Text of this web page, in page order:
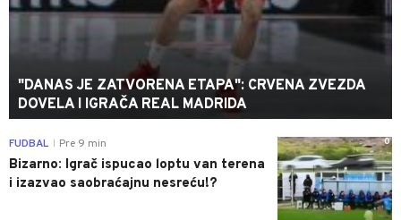
"DANAS JE ZATVORENA ETAPA": CRVENA ZVEZDA
DOVELA I IGRAČA REAL MADRIDA
0
FUDBAL Pre 9 min
Bizarno: Igrač ispucao loptu van terena
i izazvao saobraćajnu nesreću!?